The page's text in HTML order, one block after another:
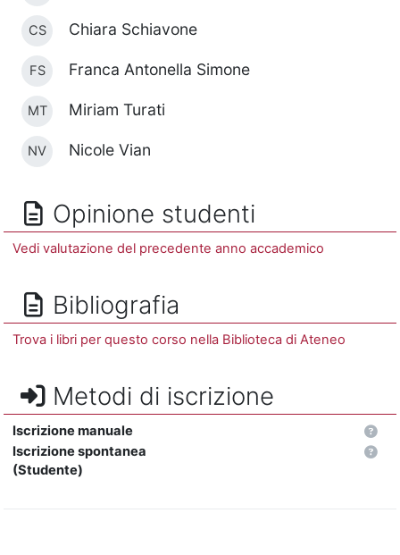
CS Chiara Schiavone
FS Franca Antonella Simone
MT Miriam Turati
NV Nicole Vian
Opinione studenti
Vedi valutazione del precedente anno accademico
Bibliografia
Trova i libri per questo corso nella Biblioteca di Ateneo
Metodi di iscrizione
Iscrizione manuale
Iscrizione spontanea
(Studente)